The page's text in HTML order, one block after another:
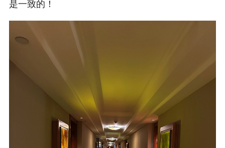
是一致的！